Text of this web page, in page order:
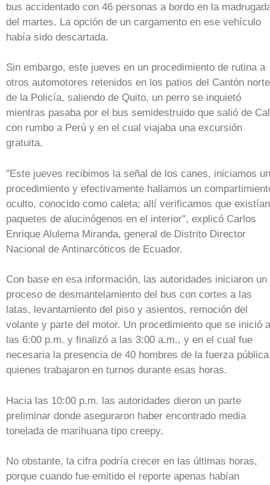
bus accidentado con 46 personas a bordo en la
del martes. La opción de un cargamento en ese vehículo
había sido descartada.
Sin embargo, este jueves en un procedimiento de rutina a
otros automotores retenidos en los patios del Cantón norte
de la Policía, saliendo de Quito, un perro se inquietó
mientras pasaba por el bus semidestruido que salió de
con rumbo a Perú y en el cual viajaba una excursión
gratuita.
"Este jueves recibimos la señal de los canes, iniciamos un
procedimiento y efectivamente hallamos un
oculto, conocido como caleta; allí verificamos que existían
paquetes de alucinógenos en el interior", explicó Carlos
Enrique Alulema Miranda, general de Distrito Director
Nacional de Antinarcóticos de Ecuador.
Con base en esa información, las autoridades iniciaron un
proceso de desmantelamiento del bus con cortes a las
latas, levantamiento del piso y asientos, remoción del
volante y parte del motor. Un procedimiento que se inició a
las 6:00 p.m. y finalizó a las 3:00 a.m., y en el cual fue
necesaria la presencia de 40 hombres de la fuerza
quienes trabajaron en turnos durante esas horas.
Hacia las 10:00 p.m. las autoridades dieron un parte
preliminar donde aseguraron haber encontrado media
tonelada de marihuana tipo creepy.
No obstante, la cifra podría crecer en las últimas horas,
porque cuando fue emitido el reporte apenas habían